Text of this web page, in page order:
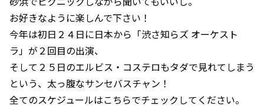
お好きなように楽しんで下さい！
今年は初日２４日に日本から「渋さ知らズ オーケスト
ラ」が２回目の出演、
そして２５日のエルビス・コステロもタダで見れてしまう
という、太っ腹なサンセバスチャン！
全てのスケジュールはこちらでチェックしてください。